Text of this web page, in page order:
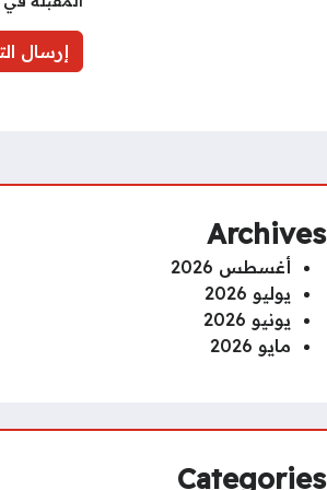
Archives
أغسطس 2026
يوليو 2026
يونيو 2026
مايو 2026
Categories